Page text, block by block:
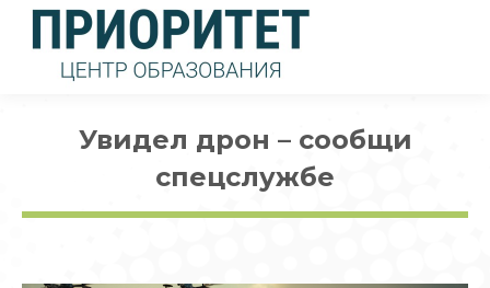
Увидел дрон – сообщи
спецслужбе